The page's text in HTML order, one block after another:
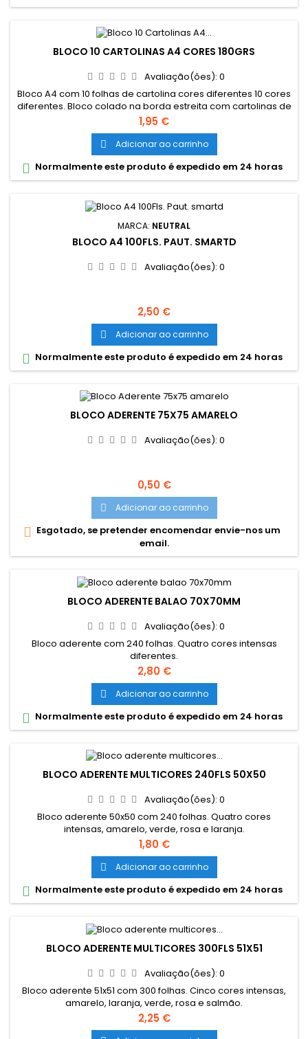
BLOCO 10 CARTOLINAS A4 CORES 180GRS
Avaliação(ões): 0
Bloco A4 com 10 folhas de cartolina cores diferentes 10 cores
diferentes. Bloco colado na borda estreita com cartolinas de
180 grs.
Preço
1,95 €
 Adicionar ao carrinho
 Normalmente este produto é expedido em 24 horas
MARCA: NEUTRAL
BLOCO A4 100FLS. PAUT. SMARTD
Avaliação(ões): 0
Preço
2,50 €
 Adicionar ao carrinho
 Normalmente este produto é expedido em 24 horas
BLOCO ADERENTE 75X75 AMARELO
Avaliação(ões): 0
Preço
0,50 €
 Adicionar ao carrinho
 Esgotado, se pretender encomendar envie-nos um
email.
BLOCO ADERENTE BALAO 70X70MM
Avaliação(ões): 0
Bloco aderente com 240 folhas. Quatro cores intensas
diferentes.
Preço
2,80 €
 Adicionar ao carrinho
 Normalmente este produto é expedido em 24 horas
BLOCO ADERENTE MULTICORES 240FLS 50X50
Avaliação(ões): 0
Bloco aderente 50x50 com 240 folhas. Quatro cores
intensas, amarelo, verde, rosa e laranja.
Preço
1,80 €
 Adicionar ao carrinho
 Normalmente este produto é expedido em 24 horas
BLOCO ADERENTE MULTICORES 300FLS 51X51
Avaliação(ões): 0
Bloco aderente 51x51 com 300 folhas. Cinco cores intensas,
amarelo, laranja, verde, rosa e salmão.
Preço
2,25 €